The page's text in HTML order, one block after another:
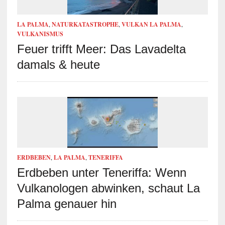
LA PALMA,NATURKATASTROPHE,VULKAN LA PALMA,
VULKANISMUS
Feuer trifft Meer: Das Lavadelta
damals & heute
ERDBEBEN,LA PALMA,TENERIFFA
Erdbeben unter Teneriffa: Wenn
Vulkanologen abwinken, schaut La
Palma genauer hin